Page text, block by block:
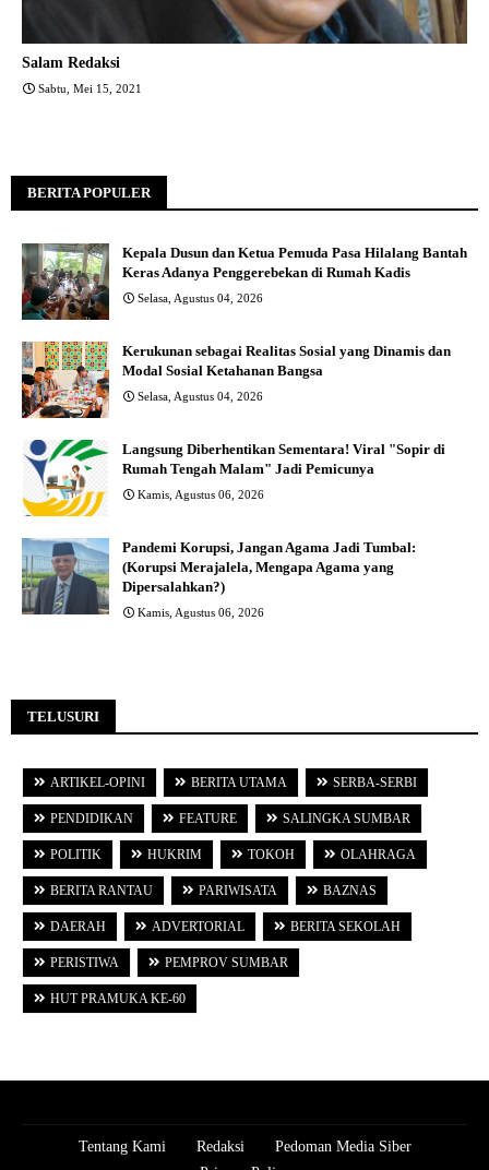
Salam Redaksi
Sabtu, Mei 15, 2021
BERITA POPULER
Kepala Dusun dan Ketua Pemuda Pasa Hilalang Bantah
Keras Adanya Penggerebekan di Rumah Kadis
Selasa, Agustus 04, 2026
Kerukunan sebagai Realitas Sosial yang Dinamis dan
Modal Sosial Ketahanan Bangsa
Selasa, Agustus 04, 2026
Langsung Diberhentikan Sementara! Viral "Sopir di
Rumah Tengah Malam" Jadi Pemicunya
Kamis, Agustus 06, 2026
Pandemi Korupsi, Jangan Agama Jadi Tumbal:
(Korupsi Merajalela, Mengapa Agama yang
Dipersalahkan?)
Kamis, Agustus 06, 2026
TELUSURI
ARTIKEL-OPINI BERITA UTAMA SERBA-SERBI
PENDIDIKAN FEATURE SALINGKA SUMBAR
POLITIK HUKRIM TOKOH OLAHRAGA
BERITA RANTAU PARIWISATA BAZNAS
DAERAH ADVERTORIAL BERITA SEKOLAH
PERISTIWA PEMPROV SUMBAR
HUT PRAMUKA KE-60
Tentang Kami Redaksi
Pedoman Media Siber